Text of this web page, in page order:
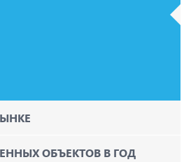
ОБЪЕКТОВ В ГОД